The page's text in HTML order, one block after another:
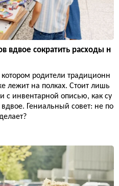
вдвое сократить расходы н
родители традиционн
лежит на полках. Стоит лишь
с инвентарной описью, как су
Гениальный совет: не по